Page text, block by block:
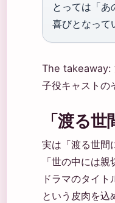
とっては「
喜びとなって
The takeaway:
子役キャストの
「渡る
実は「渡る世間
「世の中には
ドラマのタイ
という皮肉を込